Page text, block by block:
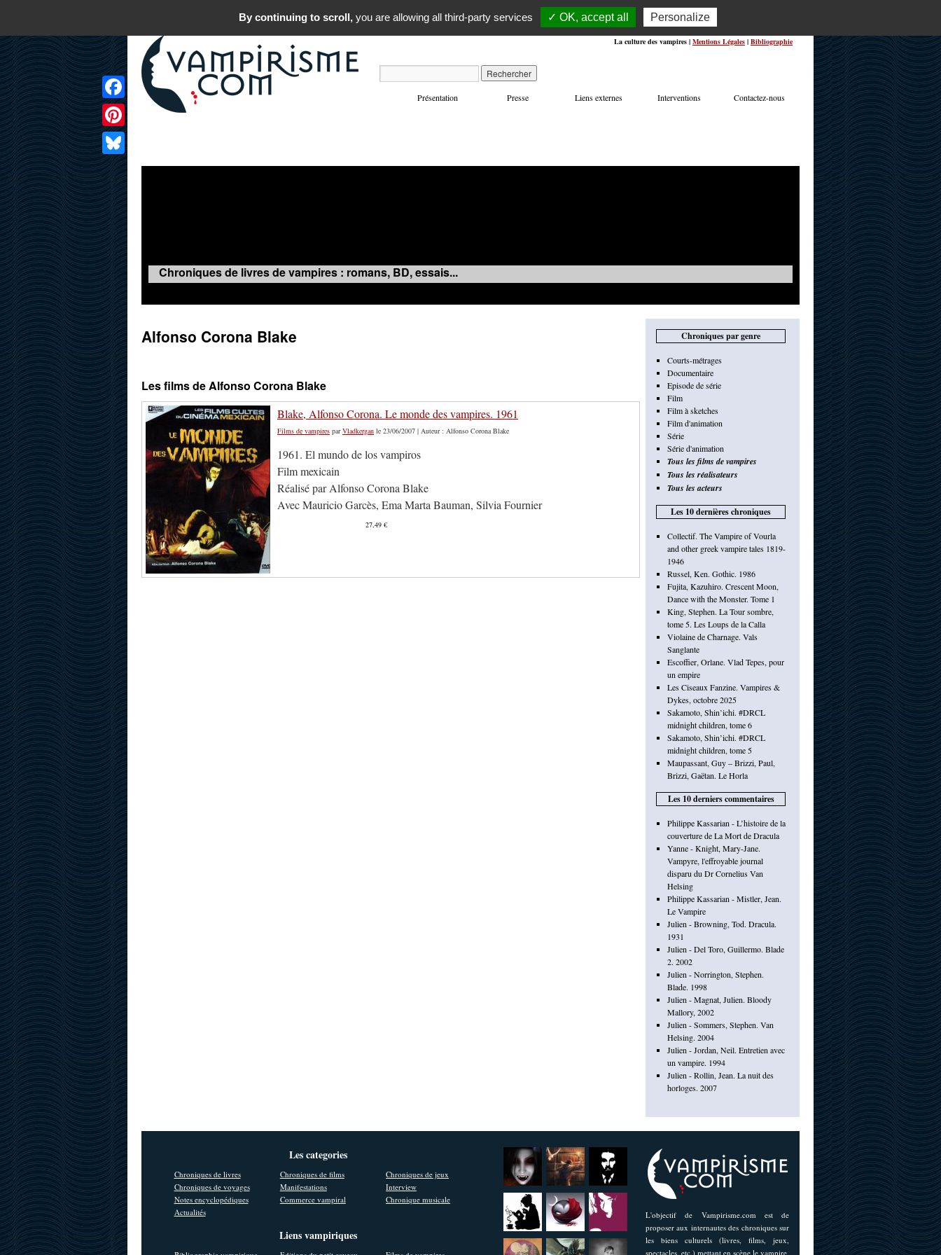
La culture des vampires | Mentions Légales | Bibliographie
Présentation Presse Liens externes Interventions Contactez-nous
Chroniques de livres de vampires : romans, BD, essais...
Alfonso Corona Blake
Les films de Alfonso Corona Blake
Blake, Alfonso Corona. Le monde des vampires. 1961
Films de vampires parVladkergan le 23/06/2007 | Auteur : Alfonso Corona Blake
1961. El mundo de los vampiros
Film mexicain
Réalisé par Alfonso Corona Blake
Avec Mauricio Garcès, Ema Marta Bauman, Silvia Fournier
27,49 €
Facebook
Pinterest
Bluesky
Chroniques par genre
Courts-métrages
Documentaire
Episode de série
Film
Film à sketches
Film d'animation
Série
Série d'animation
Tous les films de vampires
Tous les réalisateurs
Tous les acteurs
Les 10 dernières chroniques
Collectif. The Vampire of Vourla
and other greek vampire tales 1819-
1946
Russel, Ken. Gothic. 1986
Fujita, Kazuhiro. Crescent Moon,
Dance with the Monster. Tome 1
King, Stephen. La Tour sombre,
tome 5. Les Loups de la Calla
Violaine de Charnage. Vals
Sanglante
Escoffier, Orlane. Vlad Tepes, pour
un empire
Les Ciseaux Fanzine. Vampires &
Dykes, octobre 2025
Sakamoto, Shin’ichi. #DRCL
midnight children, tome 6
Sakamoto, Shin’ichi. #DRCL
midnight children, tome 5
Maupassant, Guy – Brizzi, Paul,
Brizzi, Gaëtan. Le Horla
Les 10 derniers commentaires
Philippe Kassarian - L’histoire de la
couverture de La Mort de Dracula
Yanne - Knight, Mary-Jane.
Vampyre, l'effroyable journal
disparu du Dr Cornelius Van
Helsing
Philippe Kassarian - Mistler, Jean.
Le Vampire
Julien - Browning, Tod. Dracula.
1931
Julien - Del Toro, Guillermo. Blade
2. 2002
Julien - Norrington, Stephen.
Blade. 1998
Julien - Magnat, Julien. Bloody
Mallory, 2002
Julien - Sommers, Stephen. Van
Helsing. 2004
Julien - Jordan, Neil. Entretien avec
un vampire. 1994
Julien - Rollin, Jean. La nuit des
horloges. 2007
L'objectif de Vampirisme.com est de
proposer aux internautes des chroniques sur
les biens culturels (livres, films, jeux,
spectacles, etc.) mettant en scène le vampire,
Les categories
Chroniques de livres Chroniques de films
Chroniques de jeux
Chroniques de voyages
Manifestations
Interview
Notes encyclopédiques
Commerce vampiral
Chronique musicale
Actualités
Liens vampiriques
By continuing to scroll,you are allowing all third-party services ✓ OK, accept all Personalize